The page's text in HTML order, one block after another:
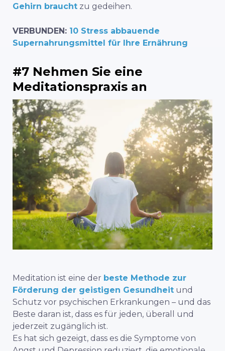
Gehirn braucht zu gedeihen.
VERBUNDEN: 10 Stress abbauende
Supernahrungsmittel für Ihre Ernährung
#7 Nehmen Sie eine
Meditationspraxis an
Meditation ist eine der beste Methode zur
Förderung der geistigen Gesundheit und
Schutz vor psychischen Erkrankungen – und das
Beste daran ist, dass es für jeden, überall und
jederzeit zugänglich ist.
Es hat sich gezeigt, dass es die Symptome von